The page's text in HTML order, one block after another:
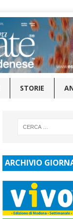
STORIE
ARCHIVIO